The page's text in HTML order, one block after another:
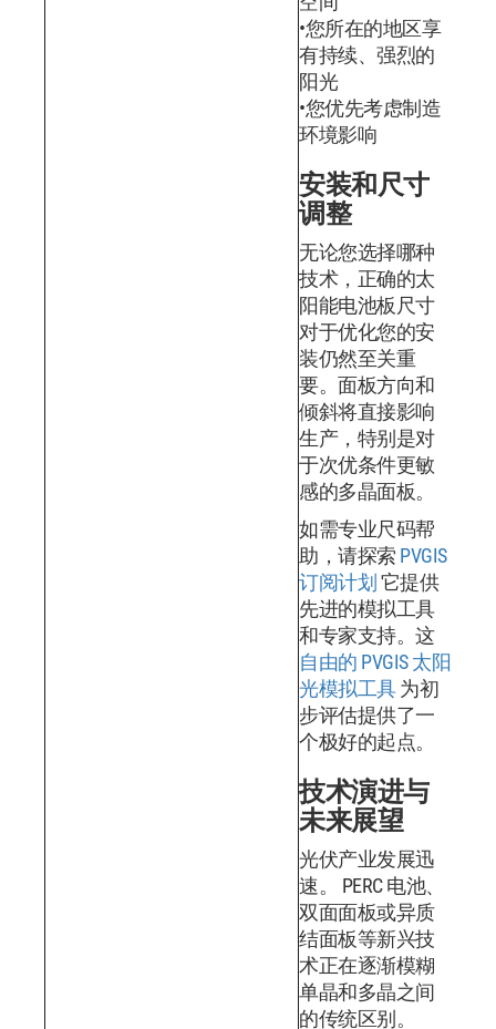
您所在的地区享
有持续、强烈的
阳光
您优先考虑制造
环境影响
安装和尺寸
调整
无论您选择哪种
技术，正确的太
阳能电池板尺寸
对于优化您的安
装仍然至关重
要。面板方向和
倾斜将直接影响
生产，特别是对
于次优条件更敏
感的多晶面板。
如需专业尺码帮
助，请探索 PVGIS
订阅计划 它提供
先进的模拟工具
和专家支持。这
自由的 PVGIS 太阳
光模拟工具为初
步评估提供了一
个极好的起点。
技术演进与
未来展望
光伏产业发展迅
速。 PERC 电池、
双面面板或异质
结面板等新兴技
术正在逐渐模糊
单晶和多晶之间
的传统区别。